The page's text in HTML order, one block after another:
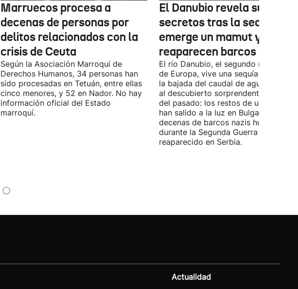
Marruecos procesa a
decenas de personas por
delitos relacionados con la
crisis de Ceuta
Según la Asociación Marroquí de
Derechos Humanos, 34 personas han
sido procesadas en Tetuán, entre ellas
cinco menores, y 52 en Nador. No hay
información oficial del Estado
marroquí.
El Danubio revela sus
secretos tras la sequía:
emerge un mamut y
reaparecen barcos nazis
El río Danubio, el segundo más largo
de Europa, vive una sequía histórica
la bajada del caudal de agua ha
al descubierto sorprendentes
del pasado: los restos de un mamut
han salido a la luz en Bulgaria y
decenas de barcos nazis hundidos
durante la Segunda Guerra Mundial
reaparecido en Serbia.
Actualidad